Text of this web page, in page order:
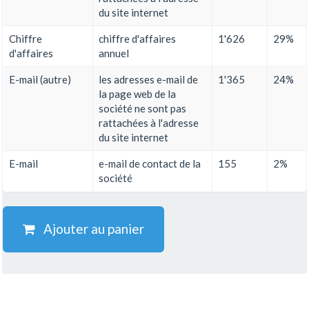
du site internet
Chiffre
d'affaires
chiffre d'affaires
annuel
1'626 29%
E-mail (autre)
les adresses e-mail de
la page web de la
société ne sont pas
rattachées à l'adresse
du site internet
1'365 24%
E-mail
e-mail de contact de la
société
155 2%
Ajouter au panier